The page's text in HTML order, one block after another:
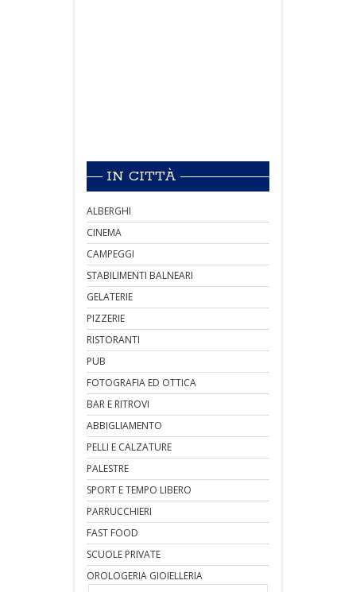
IN CITTÀ
ALBERGHI
CINEMA
CAMPEGGI
STABILIMENTI BALNEARI
GELATERIE
PIZZERIE
RISTORANTI
PUB
FOTOGRAFIA ED OTTICA
BAR E RITROVI
ABBIGLIAMENTO
PELLI E CALZATURE
PALESTRE
SPORT E TEMPO LIBERO
PARRUCCHIERI
FAST FOOD
SCUOLE PRIVATE
OROLOGERIA GIOIELLERIA